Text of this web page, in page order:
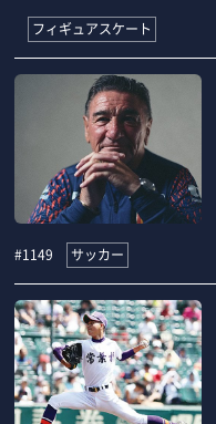
フィギュアスケート
#1149 サッカー